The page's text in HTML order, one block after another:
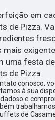
em
de Pizza.
mais
uma festa
de Pizza.
conosco,
à sua
e
de